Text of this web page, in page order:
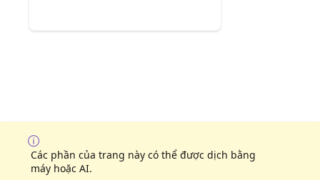
Các phần của trang này có thể được dịch bằng
máy hoặc AI.